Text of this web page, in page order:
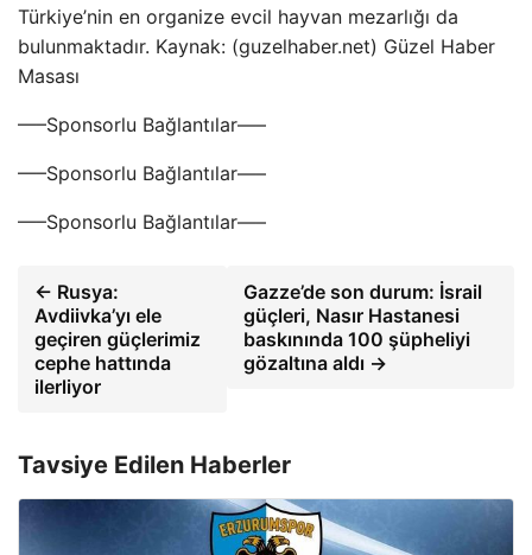
Türkiye’nin en organize evcil hayvan mezarlığı da
bulunmaktadır. Kaynak: (guzelhaber.net) Güzel Haber
Masası
—–Sponsorlu Bağlantılar—–
—–Sponsorlu Bağlantılar—–
—–Sponsorlu Bağlantılar—–
← Rusya:
Avdiivka’yı ele
geçiren güçlerimiz
cephe hattında
ilerliyor
Gazze’de son durum: İsrail
güçleri, Nasır Hastanesi
baskınında 100 şüpheliyi
gözaltına aldı →
Tavsiye Edilen Haberler